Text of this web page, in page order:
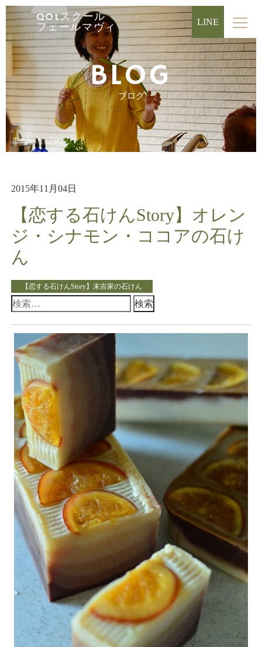
QOLスクール
フェールマヴィ
LINE
BLOG
ブログ
ホーム ブログ
2015年11月04日
【恋する石けんStory】オレン
ジ・シナモン・ココアの石け
ん
【恋する石けんStory】末吉家の石けん
検